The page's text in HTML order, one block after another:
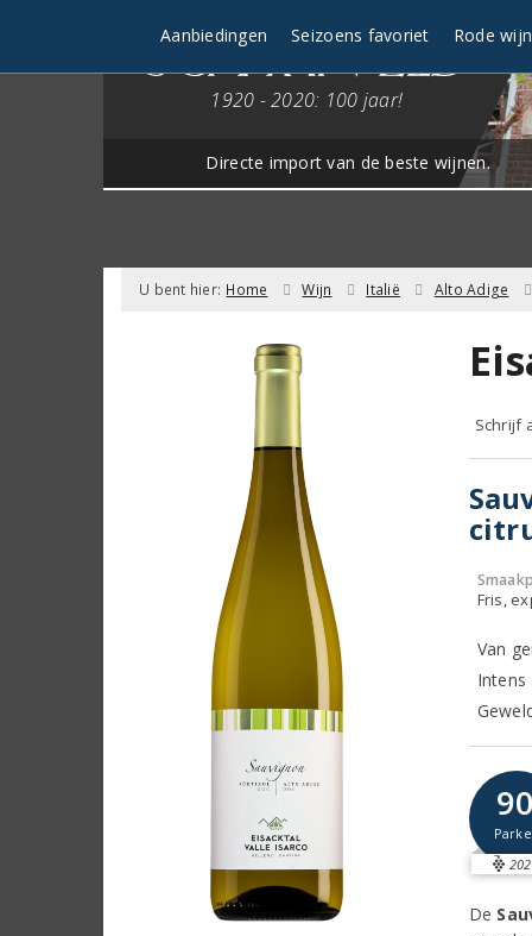
1920 - 2020: 100 jaar!
Directe import van de beste wijnen.
Aanbiedingen Seizoens favoriet Rode wijn
U bent hier: Home Wijn Italië Alto Adige
Schrijf
Fris,
Van
De